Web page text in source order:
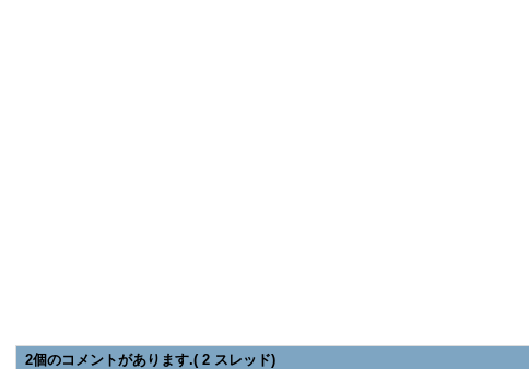
2個のコメントがあります.( 2 スレッド)